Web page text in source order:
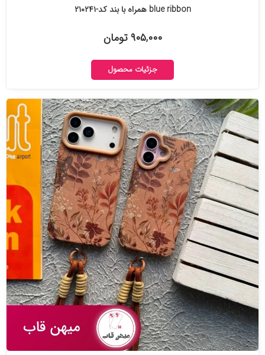
blue ribbon همراه با بند کد-۲۱۰۲۴۱
۹۰۵,۰۰۰ تومان
جزئیات محصول